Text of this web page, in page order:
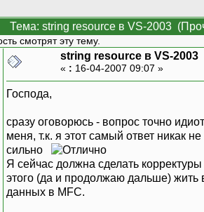
Тема: string resource в VS-2003
смотрят эту тему.
string resource в VS-2003
« : 16-04-2007 09:07 »
Господа,
сразу оговорюсь - вопрос точно
меня, т.к. я этот самый ответ никак
сильно
Я сейчас должна сделать
этого (да и продолжаю дальше) жить
данных в MFC.